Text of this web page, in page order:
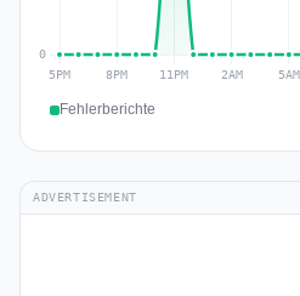
Fehlerberichte
ADVERTISEMENT